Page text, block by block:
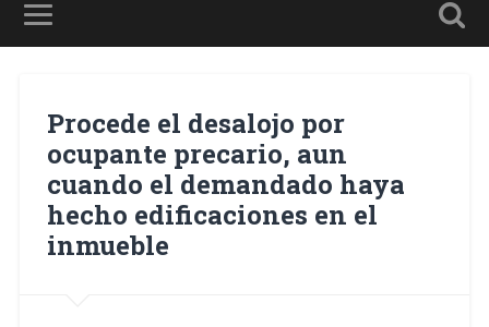
Procede el desalojo por
ocupante precario, aun
cuando el demandado haya
hecho edificaciones en el
inmueble